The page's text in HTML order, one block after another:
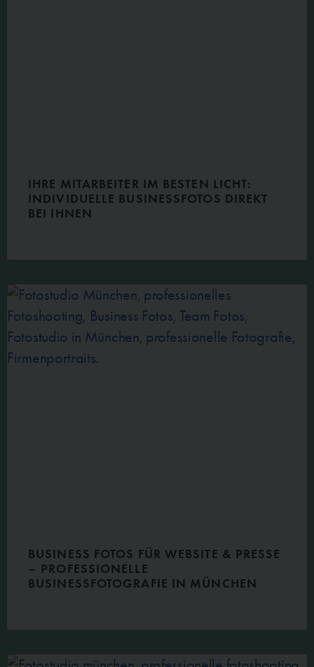
IHRE MITARBEITER IM BESTEN LICHT:
INDIVIDUELLE BUSINESSFOTOS DIREKT
BEI IHNEN
BUSINESS FOTOS FÜR WEBSITE & PRESSE
– PROFESSIONELLE
BUSINESSFOTOGRAFIE IN MÜNCHEN